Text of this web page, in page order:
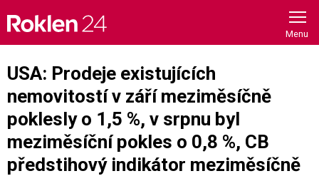
content
USA: Prodeje existujících
nemovitostí v září meziměsíčně
poklesly o 1,5 %, v srpnu byl
meziměsíční pokles o 0,8 %, CB
předstihový indikátor meziměsíčně